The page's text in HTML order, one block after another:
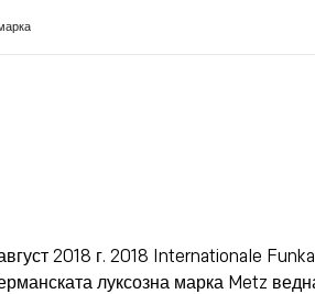
2018 г. 2018 Internationale
луксозна марка Metz